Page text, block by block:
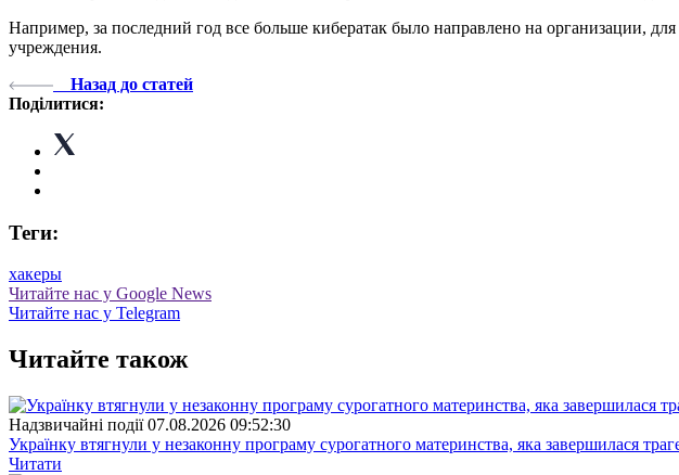
Например, за последний год все больше кибератак было направлено на организации,
учреждения.
Назад до статей
Поділитися:
Теги:
хакеры
Читайте нас у Google News
Читайте нас у Telegram
Читайте також
Надзвичайні події 07.08.2026 09:52:30
Українку втягнули у незаконну програму сурогатного материнства, яка завершилася
Читати